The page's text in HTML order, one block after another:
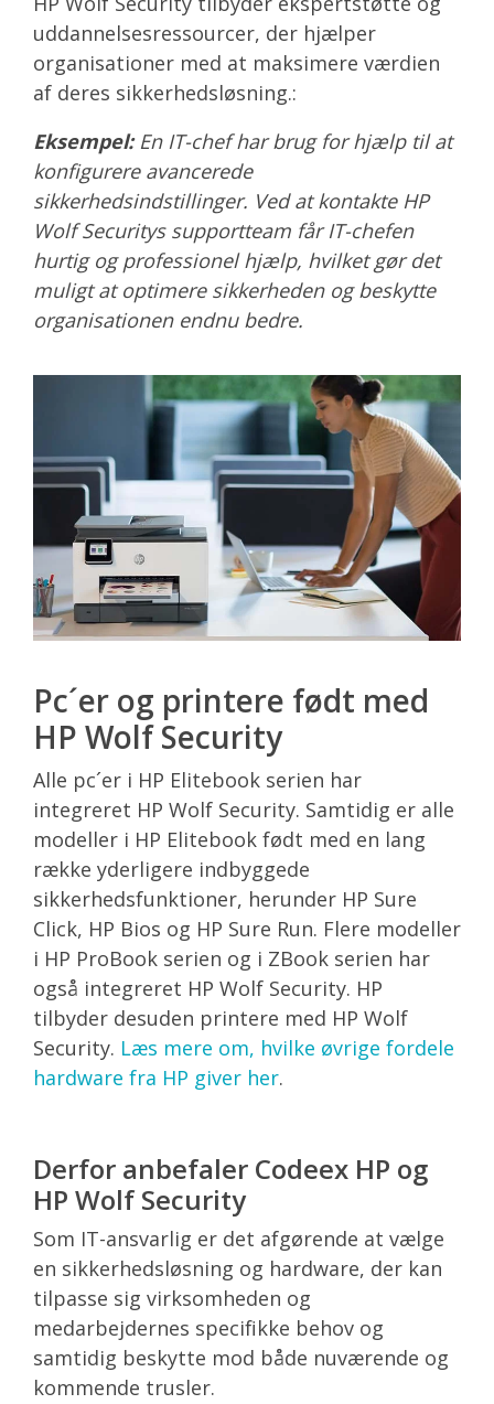
uddannelsesressourcer, der hjælper
organisationer med at maksimere værdien
af deres sikkerhedsløsning.:
Eksempel:En IT-chef har brug for hjælp til at
konfigurere avancerede
sikkerhedsindstillinger. Ved at kontakte HP
Wolf Securitys supportteam får IT-chefen
hurtig og professionel hjælp, hvilket gør det
muligt at optimere sikkerheden og beskytte
organisationen endnu bedre.
Pc´er og printere født med
HP Wolf Security
Alle pc´er i HP Elitebook serien har
integreret HP Wolf Security. Samtidig er alle
modeller i HP Elitebook født med en lang
række yderligere indbyggede
sikkerhedsfunktioner, herunder HP Sure
Click, HP Bios og HP Sure Run. Flere modeller
i HP ProBook serien og i ZBook serien har
også integreret HP Wolf Security. HP
tilbyder desuden printere med HP Wolf
Security. Læs mere om, hvilke øvrige fordele
hardware fra HP giver her.
Derfor anbefaler Codeex HP og
HP Wolf Security
Som IT-ansvarlig er det afgørende at vælge
en sikkerhedsløsning og hardware, der kan
tilpasse sig virksomheden og
medarbejdernes specifikke behov og
samtidig beskytte mod både nuværende og
kommende trusler.